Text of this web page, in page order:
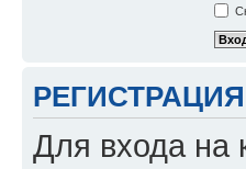
РЕГИСТРАЦИЯ
Для входа на